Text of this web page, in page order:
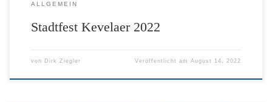
ALLGEMEIN
Stadtfest Kevelaer 2022
von Dirk Ziegler Veröffentlicht amAugust 14, 2022